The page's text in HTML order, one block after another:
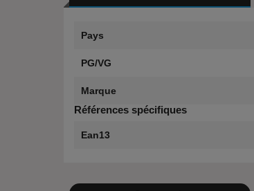
Pays
PG/VG
Marque
Références spécifiques
Ean13